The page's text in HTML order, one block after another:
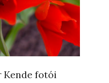
Kende fotói